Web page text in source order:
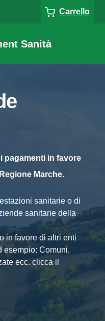
Carrello
Sanità
pagamenti in favore
Marche.
sanitarie o di
sanitarie della
in favore di altri enti
esempio: Comuni,
ecc. clicca il